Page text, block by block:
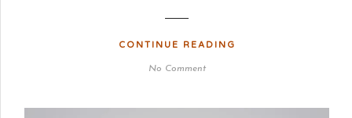
CONTINUE READING
No Comment